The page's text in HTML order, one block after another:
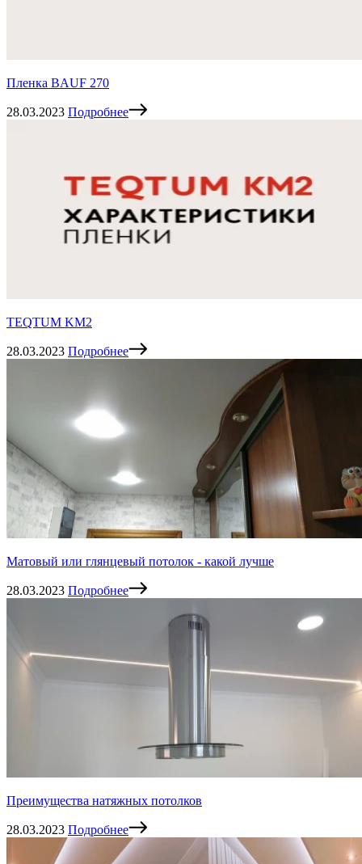
Пленка BAUF 270
28.03.2023 Подробнее
TEQTUM KM2
28.03.2023 Подробнее
Матовый или глянцевый потолок - какой лучше
28.03.2023 Подробнее
Преимущества натяжных потолков
28.03.2023 Подробнее